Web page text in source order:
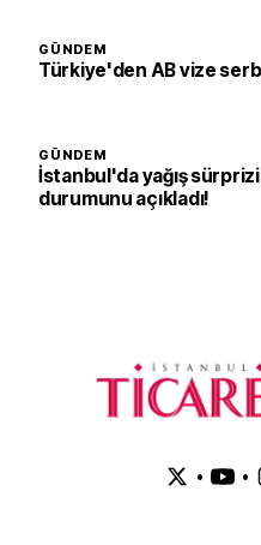
GÜNDEM
Türkiye'den AB vize
GÜNDEM
İstanbul'da yağış
durumunu açıkladı!
• •